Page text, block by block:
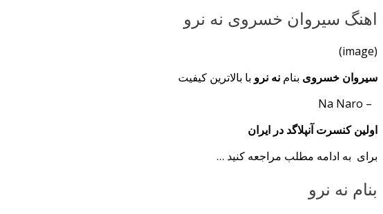
اهنگ سیروان خسروی نه نرو
(image)
سیروان خسروی بنام نه نرو با بالاترین کیفیت
– Na Naro
اولین کنسرت آنپلاگد در ایران
برای به ادامه مطلب مراجعه کنید …
بنام نه نرو